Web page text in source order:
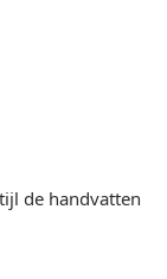
de handvatten